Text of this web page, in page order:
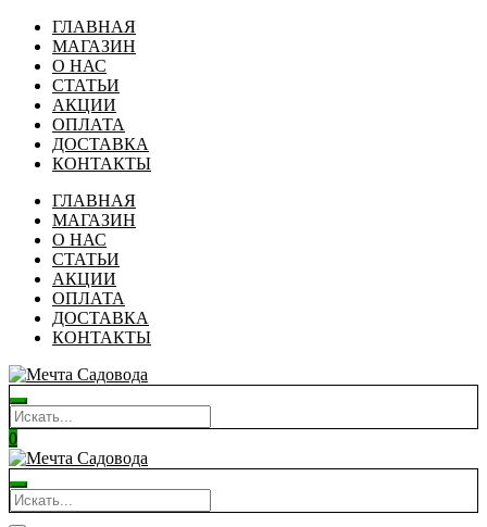
ГЛАВНАЯ
МАГАЗИН
О НАС
СТАТЬИ
АКЦИИ
ОПЛАТА
ДОСТАВКА
КОНТАКТЫ
ГЛАВНАЯ
МАГАЗИН
О НАС
СТАТЬИ
АКЦИИ
ОПЛАТА
ДОСТАВКА
КОНТАКТЫ
0